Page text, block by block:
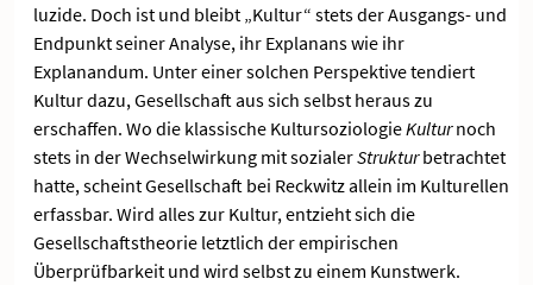
luzide. Doch ist und bleibt „Kultur“ stets der Ausgangs- und
Endpunkt seiner Analyse, ihr Explanans wie ihr
Explanandum. Unter einer solchen Perspektive tendiert
Kultur dazu, Gesellschaft aus sich selbst heraus zu
erschaffen. Wo die klassische KultursoziologieKulturnoch
stets in der Wechselwirkung mit sozialerStrukturbetrachtet
hatte, scheint Gesellschaft bei Reckwitz allein im Kulturellen
erfassbar. Wird alles zur Kultur, entzieht sich die
Gesellschaftstheorie letztlich der empirischen
Überprüfbarkeit und wird selbst zu einem Kunstwerk.